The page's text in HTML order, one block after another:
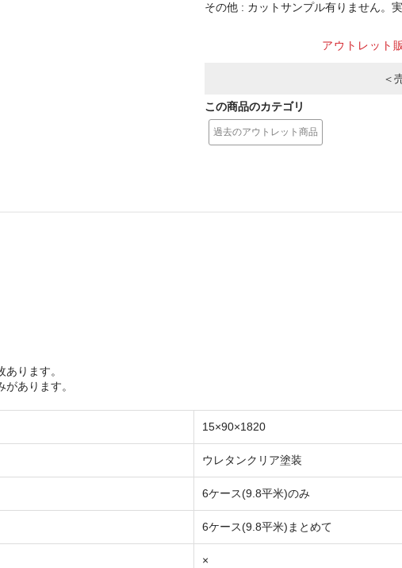
その他 : カットサンプル有りません。
アウトレット
＜
この商品のカテゴリ
過去のアウトレット商品
ります。
あります。
15×90×1820
ウレタンクリア塗装
6ケース(9.8平米)のみ
6ケース(9.8平米)まとめて
×